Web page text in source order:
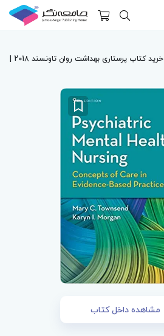
خرید کتاب پرستاری بهداشت روان تاونسند 2018 | Psychiatric Mental Health Nursing
مشاهده داخل کتاب